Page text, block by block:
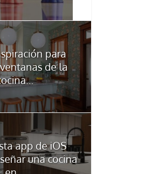
para
de la
app de iOS
una cocina